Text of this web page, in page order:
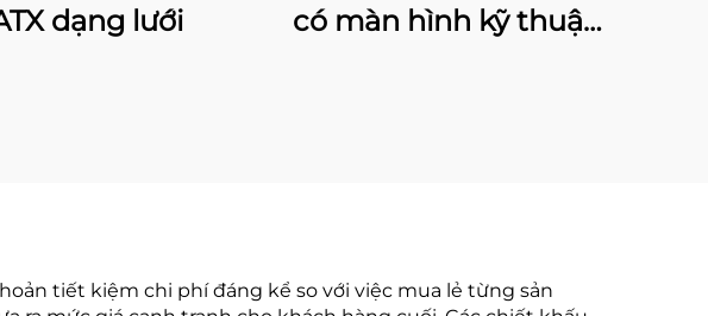
dạng lưới
có màn hình kỹ thuật
tiết kiệm chi phí đáng kể so với việc mua lẻ từng sản